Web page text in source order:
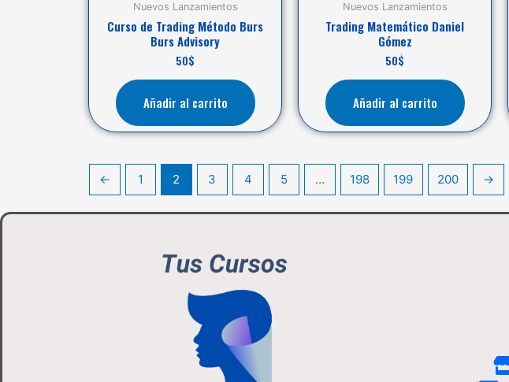
Nuevos Lanzamientos
Curso de Trading Método Burs
Burs Advisory
50$
Añadir al carrito
Nuevos Lanzamientos
Trading Matemático Daniel
Gómez
50$
Añadir al carrito
← 1 2 3 4 5 … 198 199 200 →